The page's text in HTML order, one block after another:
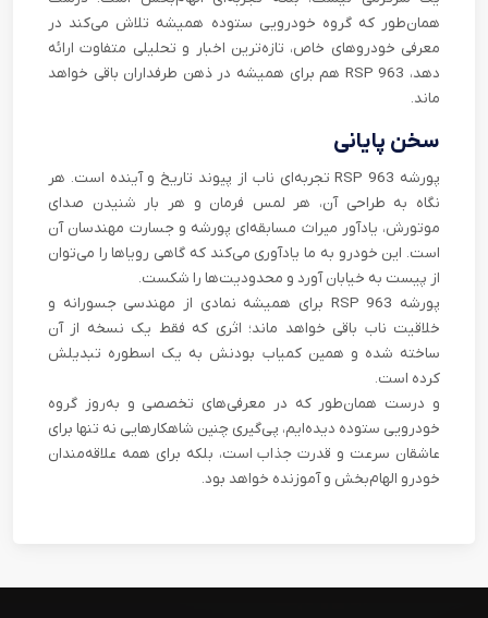
همان‌طور که گروه خودرویی ستوده همیشه تلاش می‌کند در
معرفی خودروهای خاص، تازه‌ترین اخبار و تحلیلی متفاوت ارائه
دهد، 963 RSP هم برای همیشه در ذهن طرفداران باقی خواهد
ماند.
سخن پایانی
پورشه 963 RSP تجربه‌ای ناب از پیوند تاریخ و آینده است. هر
نگاه به طراحی آن، هر لمس فرمان و هر بار شنیدن صدای
موتورش، یادآور میراث مسابقه‌ای پورشه و جسارت مهندسان آن
است. این خودرو به ما یادآوری می‌کند که گاهی رویاها را می‌توان
از پیست به خیابان آورد و محدودیت‌ها را شکست.
پورشه 963 RSP برای همیشه نمادی از مهندسی جسورانه و
خلاقیت ناب باقی خواهد ماند؛ اثری که فقط یک نسخه از آن
ساخته شده و همین کمیاب بودنش به یک اسطوره تبدیلش
کرده است.
و درست همان‌طور که در معرفی‌های تخصصی و به‌روز گروه
خودرویی ستوده دیده‌ایم، پی‌گیری چنین شاهکارهایی نه تنها برای
عاشقان سرعت و قدرت جذاب است، بلکه برای همه علاقه‌مندان
خودرو الهام‌بخش و آموزنده خواهد بود.